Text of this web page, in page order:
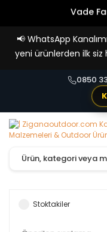
Vade
📢 WhatsApp
yeni ürünlerden ilk siz
0850
Stoktakiler